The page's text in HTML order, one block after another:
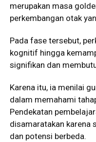
merupakan masa
perkembangan otak
Pada fase tersebut,
kognitif hingga
signifikan dan
Karena itu, ia menilai
dalam memahami
Pendekatan
disamaratakan karena
dan potensi berbeda.